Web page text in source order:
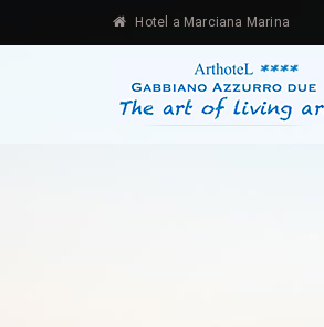
Hotel a Marciana Marina